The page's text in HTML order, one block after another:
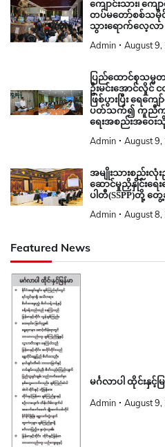
ကျောင်းသား၊ ကျေ
တပ်မတော်စစ်သမို
သွားရောက်လေ့လာ
Admin August 9,
ပြည်ထောင်စုသမ္မ
ဦးမင်းအောင်လှိုင်
ဖြစ်ပွားပြီး ရေကျ
ပတ်သက်၍ ကူညီက
ရေးအစည်းအဝေ
Admin August 9,
အမျိုးသားစည်းလုံး
ဆောင်မှုညှိနှိုင်းရေ
ပါတီ(SSPP)တို့ တွ
Admin August 8,
Featured News
မင်္ဂလာပါ ထိုင်းနှင့်မ
Admin August 9,